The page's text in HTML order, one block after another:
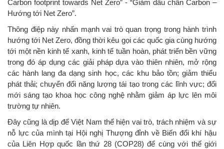
Carbon footprint towards Net Zero” - “Giảm dấu chân Carbon –
Hướng tới Net Zero”.
Thông điệp này nhấn mạnh vai trò quan trọng trong hành trình
hướng tới Net Zero, đồng thời kêu gọi các quốc gia cùng hướng
tới một nền kinh tế xanh, kinh tế tuần hoàn, phát triển bền vững
trong đó áp dụng các giải pháp dựa vào thiên nhiên, mở rộng
các hành lang đa dạng sinh học, các khu bảo tồn; giảm thiểu
phát thải; chuyển đổi năng lượng tái tạo trong các lĩnh vực; đổi
mới sáng tạo khoa học công nghệ nhằm giảm áp lực lên môi
trường tự nhiên.
Đây cũng là dịp để Việt Nam thể hiện vai trò, trách nhiệm và sự
nỗ lực của mình tại Hội nghị Thượng đỉnh về Biến đổi khí hậu
của Liên Hợp quốc lần thứ 28 (COP28) để cùng với thế giới